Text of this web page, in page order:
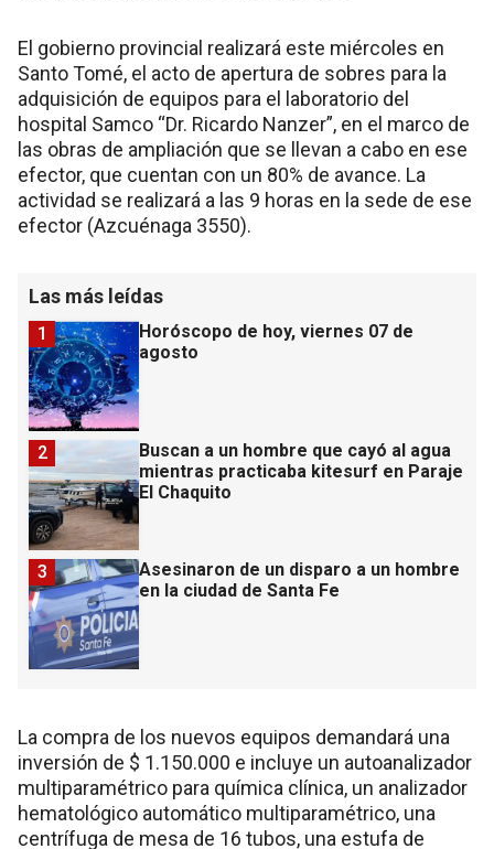
El gobierno provincial realizará este miércoles en
Santo Tomé, el acto de apertura de sobres para la
adquisición de equipos para el laboratorio del
hospital Samco “Dr. Ricardo Nanzer”, en el marco de
las obras de ampliación que se llevan a cabo en ese
efector, que cuentan con un 80% de avance. La
actividad se realizará a las 9 horas en la sede de ese
efector (Azcuénaga 3550).
Las más leídas
Horóscopo de hoy, viernes 07 de
agosto
1
Buscan a un hombre que cayó al agua
mientras practicaba kitesurf en Paraje
El Chaquito
2
Asesinaron de un disparo a un hombre
en la ciudad de Santa Fe
3
La compra de los nuevos equipos demandará una
inversión de $ 1.150.000 e incluye un autoanalizador
multiparamétrico para química clínica, un analizador
hematológico automático multiparamétrico, una
centrífuga de mesa de 16 tubos, una estufa de